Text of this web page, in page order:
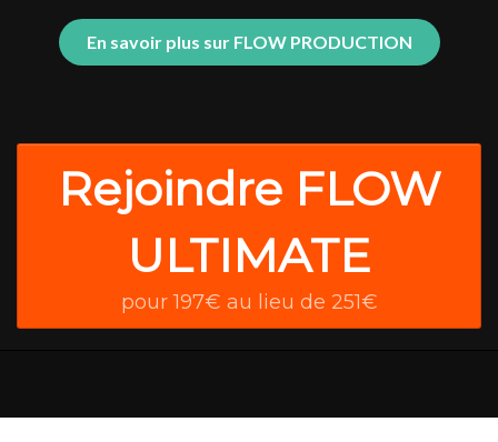
En savoir plus sur FLOW PRODUCTION
Rejoindre FLOW
ULTIMATE
pour 197€ au lieu de 251€